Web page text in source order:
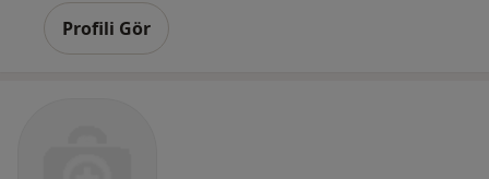
Profili Gör